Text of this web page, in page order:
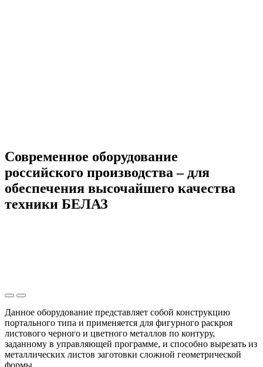
Современное оборудование
российского производства – для
обеспечения высочайшего качества
техники БЕЛАЗ
Данное оборудование представляет собой конструкцию
портального типа и применяется для фигурного раскроя
листового черного и цветного металлов по контуру,
заданному в управляющей программе, и способно вырезать из
металлических листов заготовки сложной геометрической
формы.